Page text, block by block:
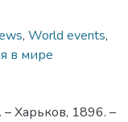
, World events,
в мире
Харьков, 1896. –